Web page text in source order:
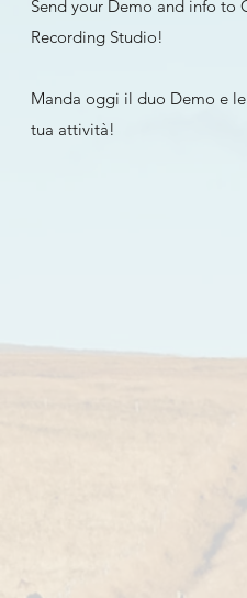
Send your Demo and info to
Recording Studio!
Manda oggi il duo Demo e
tua attività!